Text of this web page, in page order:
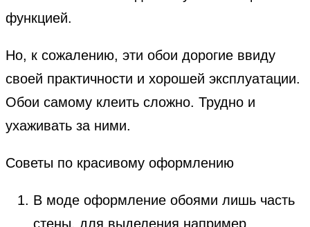
функцией.
Но, к сожалению, эти обои дорогие ввиду
своей практичности и хорошей эксплуатации.
Обои самому клеить сложно. Трудно и
ухаживать за ними.
Советы по красивому оформлению
В моде оформление обоями лишь часть
стены, для выделения например